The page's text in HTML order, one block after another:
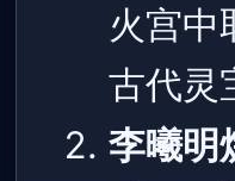
火宫中
古代灵
李曦明